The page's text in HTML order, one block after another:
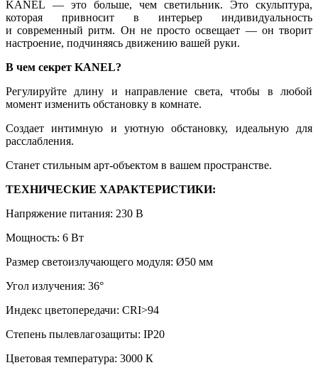
KANEL — это больше, чем светильник. Это скульптура,
которая привносит в интерьер индивидуальность
и современный ритм. Он не просто освещает — он творит
настроение, подчиняясь движению вашей руки.
В чем секрет KANEL?
Регулируйте длину и направление света, чтобы в любой
момент изменить обстановку в комнате.
Создает интимную и уютную обстановку, идеальную для
расслабления.
Станет стильным арт-объектом в вашем пространстве.
ТЕХНИЧЕСКИЕ ХАРАКТЕРИСТИКИ:
Напряжение питания: 230 В
Мощность: 6 Вт
Размер светоизлучающего модуля: Ø50 мм
Угол излучения: 36°
Индекс цветопередачи: CRI>94
Степень пылевлагозащиты: IP20
Цветовая температура: 3000 К